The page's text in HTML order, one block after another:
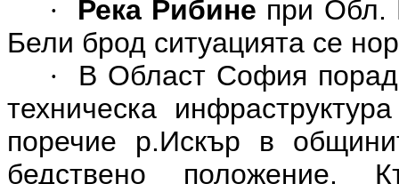
· Река Рибине при Обл.
Бели брод ситуацията се
·
В Област София
техническа
поречие р.Искър в
бедствено положение.